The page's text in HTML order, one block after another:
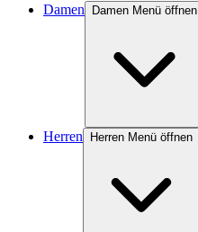
Damen Damen Menü öffnen
Herren Herren Menü öffnen